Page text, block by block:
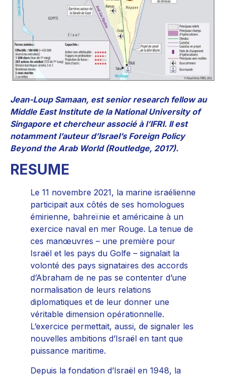
Jean-Loup Samaan, est senior research fellow au
Middle East Institute de la National University of
Singapore et chercheur associé à l’IFRI. Il est
notamment l’auteur d’Israel’s Foreign Policy
Beyond the Arab World (Routledge, 2017).
RESUME
Le 11 novembre 2021, la marine israélienne
participait aux côtés de ses homologues
émirienne, bahreïnie et américaine à un
exercice naval en mer Rouge. La tenue de
ces manœuvres – une première pour
Israël et les pays du Golfe – signalait la
volonté des pays signataires des accords
d’Abraham de ne pas se contenter d’une
normalisation de leurs relations
diplomatiques et de leur donner une
véritable dimension opérationnelle.
L’exercice permettait, aussi, de signaler les
nouvelles ambitions d’Israël en tant que
puissance maritime.
Depuis la fondation d’Israël en 1948, la